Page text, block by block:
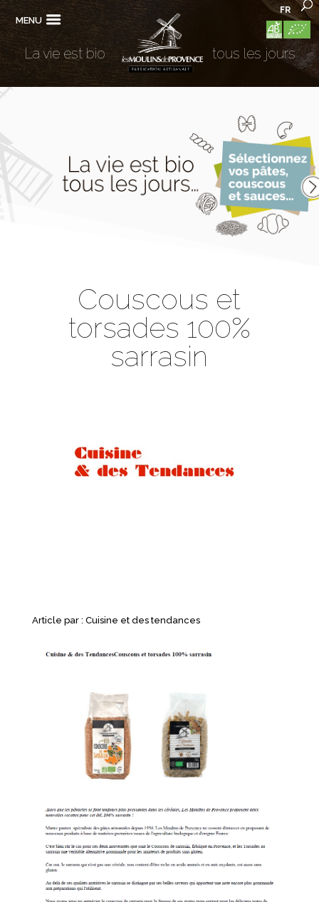
MENU
FR
La vie est bio tous les jours
Couscous et
torsades 100%
sarrasin
Article par : Cuisine et des tendances